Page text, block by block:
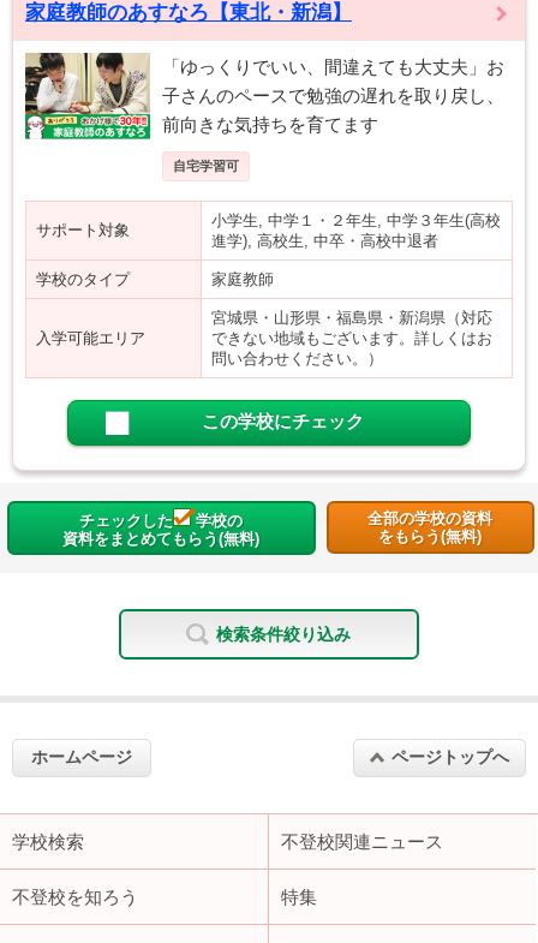
家庭教師のあすなろ【東北・新潟】
「ゆっくりでいい、間違えても大丈夫」お
子さんのペースで勉強の遅れを取り戻し、
前向きな気持ちを育てます
自宅学習可
サポート対象
小学生, 中学１・２年生, 中学３年生(高校
進学), 高校生, 中卒・高校中退者
学校のタイプ 家庭教師
入学可能エリア
宮城県・山形県・福島県・新潟県（対応
できない地域もございます。詳しくはお
問い合わせください。）
この学校にチェック
チェックした
学校の
資料をまとめてもらう(無料)
全部の学校の資料
をもらう(無料)
検索条件絞り込み
ホームページ ページトップへ
学校検索 不登校関連ニュース
不登校を知ろう 特集